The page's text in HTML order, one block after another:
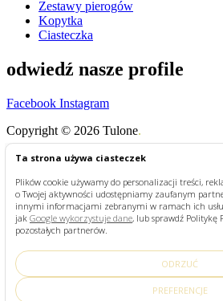
Ta strona używa ciasteczek
Plików cookie używamy do personalizacji treści,
o Twojej aktywności udostępniamy zaufanym
innymi informacjami zebranymi w ramach ich
jak Google wykorzystuje dane, lub sprawdź Politykę
pozostałych partnerów.
ODRZUĆ
PREFERENCJE
Zestawy pierogów
Kopytka
Ciasteczka
odwiedź nasze profile
Facebook Instagram
Copyright © 2026 Tulone.
Shop
Szukaj
Search for:
STRONA GŁÓWNA
O TULONE